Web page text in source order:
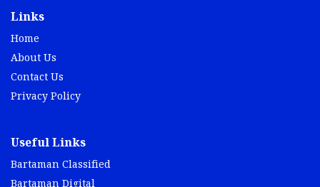
Links
Home
About Us
Contact Us
Privacy Policy
Useful Links
Bartaman Classified